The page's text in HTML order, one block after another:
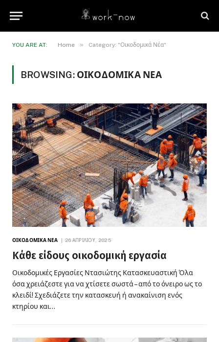
YOU ARE AT: Home » Category: "Οικοδομικά Νέα"
BROWSING: ΟΙΚΟΔΟΜΙΚΆ ΝΈΑ
ΟΙΚΟΔΟΜΙΚΆ ΝΈΑ 26 ΑΠΡΙΛΊΟΥ, 2025
Κάθε είδους οικοδομική εργασία
Οικοδομικές Εργασίες Ντασιώτης Κατασκευαστική Όλα
όσα χρειάζεστε για να χτίσετε σωστά – από το όνειρο ως το
κλειδί! Σχεδιάζετε την κατασκευή ή ανακαίνιση ενός
κτηρίου και…